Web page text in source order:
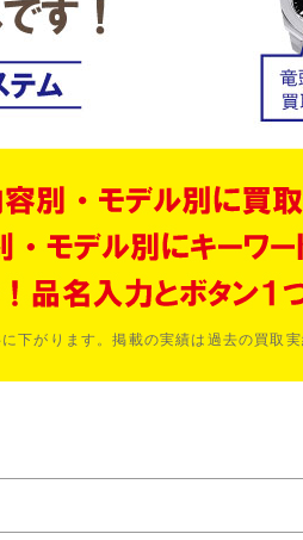
下がります。掲載の実績は過去の買取